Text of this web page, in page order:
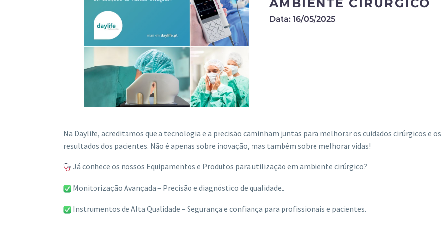
AMBIENTE CIRÚRGICO
Data: 16/05/2025
Na Daylife, acreditamos que a tecnologia e a precisão caminham juntas para melhorar os cuidados cirúrgicos e os
resultados dos pacientes. Não é apenas sobre inovação, mas também sobre melhorar vidas!
Já conhece os nossos Equipamentos e Produtos para utilização em ambiente cirúrgico?
Monitorização Avançada – Precisão e diagnóstico de qualidade..
Instrumentos de Alta Qualidade – Segurança e confiança para profissionais e pacientes.